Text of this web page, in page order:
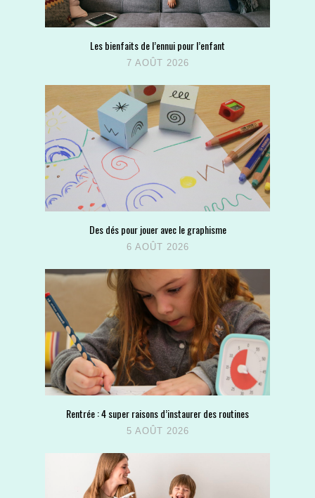
Les bienfaits de l’ennui pour l’enfant
7 AOÛT 2026
Des dés pour jouer avec le graphisme
6 AOÛT 2026
Rentrée : 4 super raisons d’instaurer des routines
5 AOÛT 2026